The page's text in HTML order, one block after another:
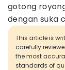
gotong
dengan suka
This article is
carefully
the most
standards of